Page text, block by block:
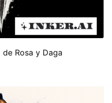
Rosa y Daga